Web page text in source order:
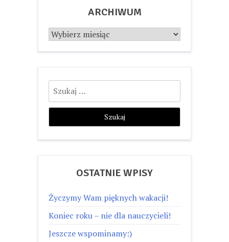
ARCHIWUM
Archiwum
Szukaj:
OSTATNIE WPISY
Życzymy Wam pięknych wakacji!
Koniec roku – nie dla nauczycieli!
Jeszcze wspominamy:)